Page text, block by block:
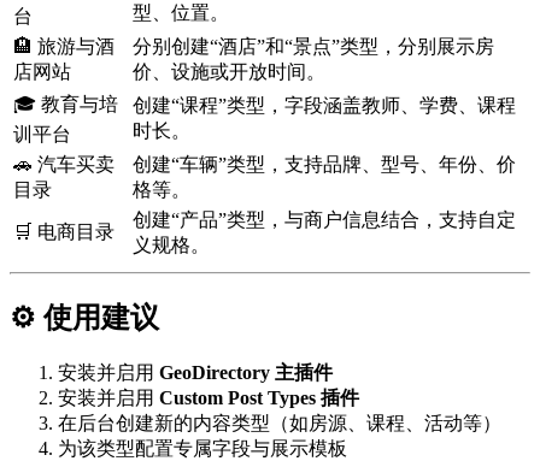
台
型、位置。
🏨 旅游与酒
店网站
分别创建“酒店”和“景点”类型，分别展示房
价、设施或开放时间。
🎓 教育与培
训平台
创建“课程”类型，字段涵盖教师、学费、课程
时长。
🚗 汽车买卖
目录
创建“车辆”类型，支持品牌、型号、年份、价
格等。
🛒 电商目录
创建“产品”类型，与商户信息结合，支持自定
义规格。
⚙️ 使用建议
安装并启用 GeoDirectory 主插件
安装并启用 Custom Post Types 插件
在后台创建新的内容类型（如房源、课程、活动等）
为该类型配置专属字段与展示模板